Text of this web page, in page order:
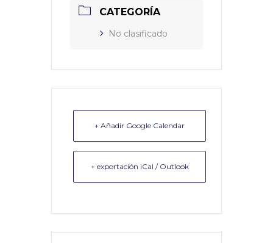
CATEGORÍA
No clasificado
+ Añadir Google Calendar
+ exportación iCal / Outlook